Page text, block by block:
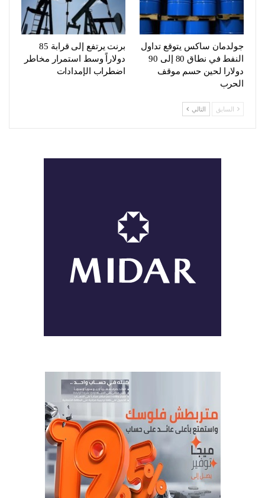
جولدمان ساكس يتوقع تداول
النفط في نطاق 80 إلى 90
دولارا لحين حسم موقف
الحرب
برنت يرتفع إلى قرابة 85
دولاراً وسط استمرار مخاطر
اضطراب الإمدادات
السابق التالي